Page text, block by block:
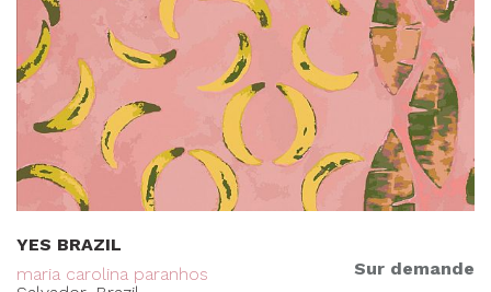
YES BRAZIL
maria carolina paranhos
Sur demande